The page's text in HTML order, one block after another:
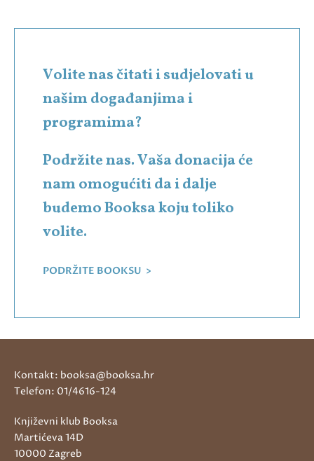
Volite nas čitati i sudjelovati u
našim događanjima i
programima?
Podržite nas. Vaša donacija će
nam omogućiti da i dalje
budemo Booksa koju toliko
volite.
PODRŽITE BOOKSU >
Kontakt: booksa@booksa.hr
Telefon: 01/4616-124
Književni klub Booksa
Martićeva 14D
10000 Zagreb